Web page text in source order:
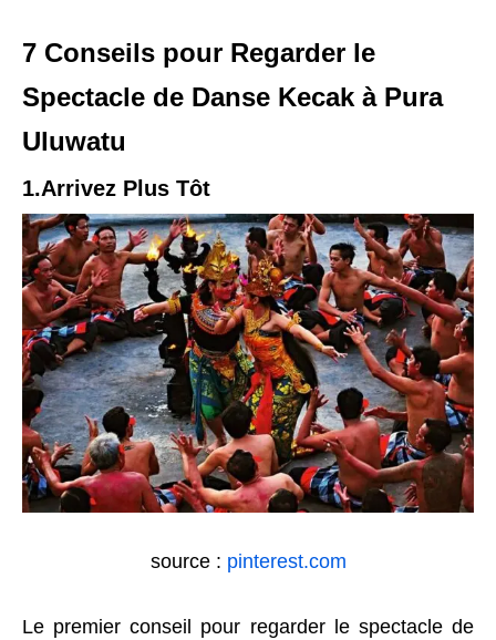
7 Conseils pour Regarder le
Spectacle de Danse Kecak à Pura
Uluwatu
1.Arrivez Plus Tôt
source : pinterest.com
Le premier conseil pour regarder le spectacle de